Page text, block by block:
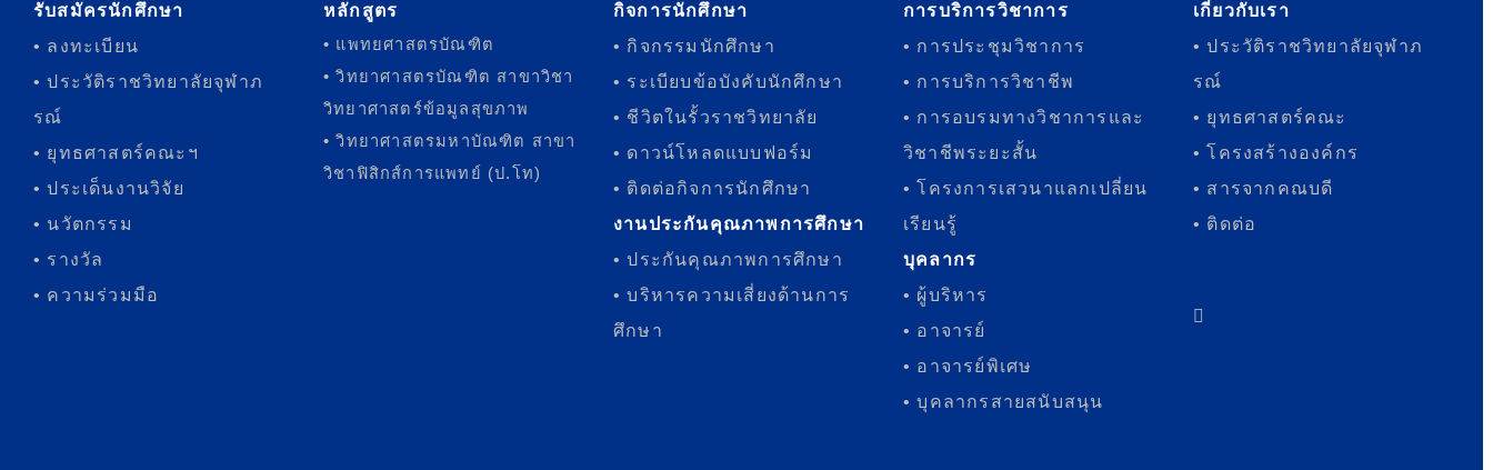
รับสมัครนักศึกษา
• ลงทะเบียน
• ประวัติราชวิทยาลัยจุฬาภ
รณ์
• ยุทธศาสตร์คณะฯ
• ประเด็นงานวิจัย
• นวัตกรรม
• รางวัล
• ความร่วมมือ
หลักสูตร
• แพทยศาสตรบัณฑิต
• วิทยาศาสตรบัณฑิต สาขาวิชา
วิทยาศาสตร์ข้อมูลสุขภาพ
• วิทยาศาสตรมหาบัณฑิต สาขา
วิชาฟิสิกส์การแพทย์ (ป.โท)
กิจการนักศึกษา
• กิจกรรมนักศึกษา
• ระเบียบข้อบังคับนักศึกษา
• ชีวิตในรั้วราชวิทยาลัย
• ดาวน์โหลดแบบฟอร์ม
• ติดต่อกิจการนักศึกษา
งานประกันคุณภาพการศึกษา
• ประกันคุณภาพการศึกษา
• บริหารความเสี่ยงด้านการ
ศึกษา
การบริการวิชาการ
• การประชุมวิชาการ
• การบริการวิชาชีพ
• การอบรมทางวิชาการและ
วิชาชีพระยะสั้น
• โครงการเสวนาแลกเปลี่ยน
เรียนรู้
บุคลากร
• ผู้บริหาร
• อาจารย์
• อาจารย์พิเศษ
• บุคลากรสายสนับสนุน
เกี่ยวกับเรา
• ประวัติราชวิทยาลัยจุฬาภ
รณ์
• ยุทธศาสตร์คณะ
• โครงสร้างองค์กร
• สารจากคณบดี
• ติดต่อ